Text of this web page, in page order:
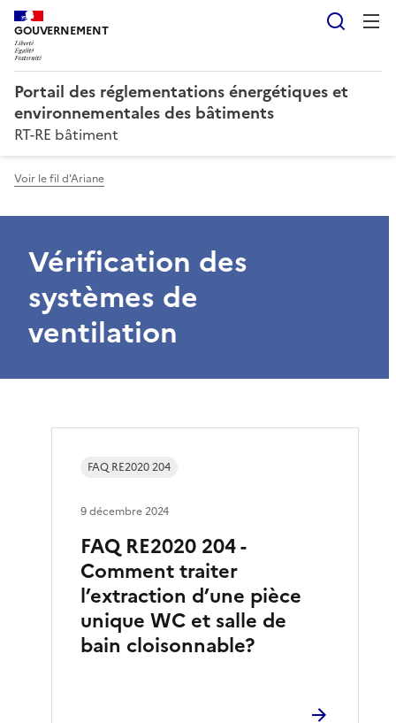
GOUVERNEMENT
Portail des réglementations énergétiques et
environnementales des bâtiments
RT-RE bâtiment
Voir le fil d'Ariane
Vérification des
systèmes de
ventilation
FAQ RE2020 204 -
Comment traiter
l’extraction d’une pièce
unique WC et salle de
bain cloisonnable?
FAQ RE2020 204
9 décembre 2024